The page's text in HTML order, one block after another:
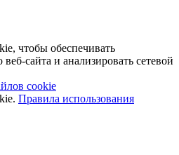
чтобы обеспечивать
сайта и анализировать сетевой
cookie
Правила использования